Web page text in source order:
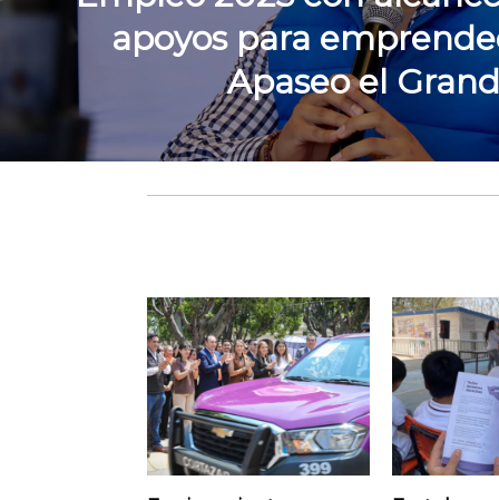
apoyos para
Apaseo el